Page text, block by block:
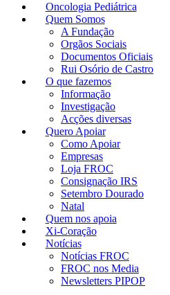
Oncologia Pediátrica
Quem Somos
A Fundação
Orgãos Sociais
Documentos Oficiais
Rui Osório de Castro
O que fazemos
Informação
Investigação
Acções diversas
Quero Apoiar
Como Apoiar
Empresas
Loja FROC
Consignação IRS
Setembro Dourado
Natal
Quem nos apoia
Xi-Coração
Notícias
Notícias FROC
FROC nos Media
Newsletters PIPOP